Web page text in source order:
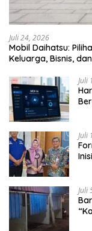
Juli 24, 2026
Mobil Daihatsu:
Keluarga, Bisnis,
Juli
Juli
Juli